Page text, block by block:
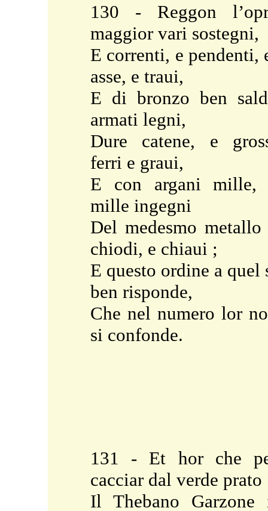
130 - Reggon
maggior vari sostegni,
E correnti, e pendenti,
asse, e traui,
E di bronzo ben
armati legni,
Dure catene, e
ferri e graui,
E con argani mille,
mille ingegni
Del medesmo metallo
chiodi, e chiaui ;
E questo ordine a quel
ben risponde,
Che nel numero lor
si confonde.
131 - Et hor che
cacciar dal verde prato
Il Thebano Garzone